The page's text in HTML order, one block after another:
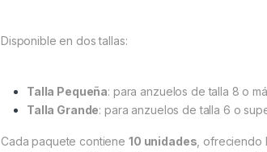
Disponible en dos tallas:
Talla Pequeña: para anzuelos de talla 8 o
Talla Grande: para anzuelos de talla 6 o
Cada paquete contiene 10 unidades ,